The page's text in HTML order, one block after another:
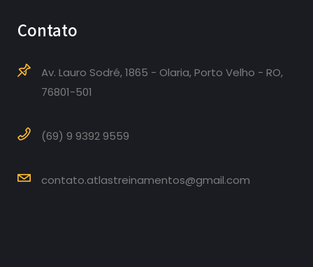
Contato
Av. Lauro Sodré, 1865 - Olaria, Porto Velho - RO,
76801-501
(69) 9 9392 9559
contato.atlastreinamentos@gmail.com